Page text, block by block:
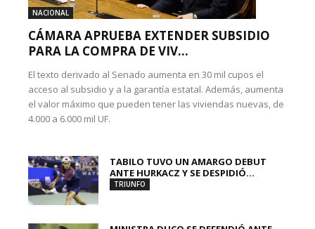
NACIONAL
CÁMARA APRUEBA EXTENDER SUBSIDIO
PARA LA COMPRA DE VIV...
El texto derivado al Senado aumenta en 30 mil cupos el
acceso al subsidio y a la garantía estatal. Además, aumenta
el valor máximo que pueden tener las viviendas nuevas, de
4.000 a 6.000 mil UF.
TABILO TUVO UN AMARGO DEBUT
ANTE HURKACZ Y SE DESPIDIÓ...
TRIUNFO